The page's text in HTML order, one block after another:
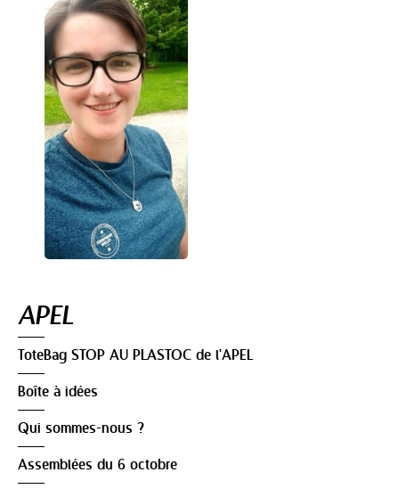
APEL
ToteBag STOP AU PLASTOC de l'APEL
Boîte à idées
Qui sommes-nous ?
Assemblées du 6 octobre